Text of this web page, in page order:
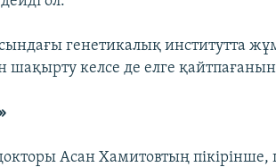
генетикалық институтта
шақырту келсе де елге
Асан Хамитовтың пікірінше,